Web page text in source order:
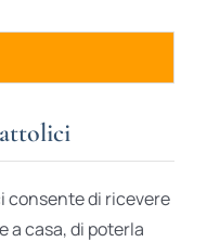
consente di ricevere
a casa, di poterla